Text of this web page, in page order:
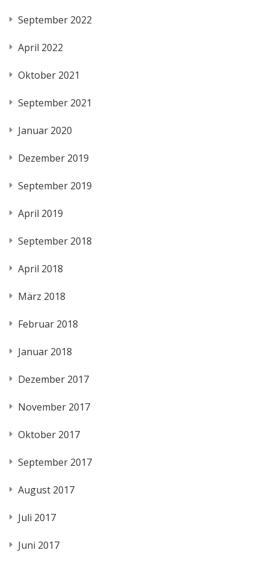
September 2022
April 2022
Oktober 2021
September 2021
Januar 2020
Dezember 2019
September 2019
April 2019
September 2018
April 2018
März 2018
Februar 2018
Januar 2018
Dezember 2017
November 2017
Oktober 2017
September 2017
August 2017
Juli 2017
Juni 2017